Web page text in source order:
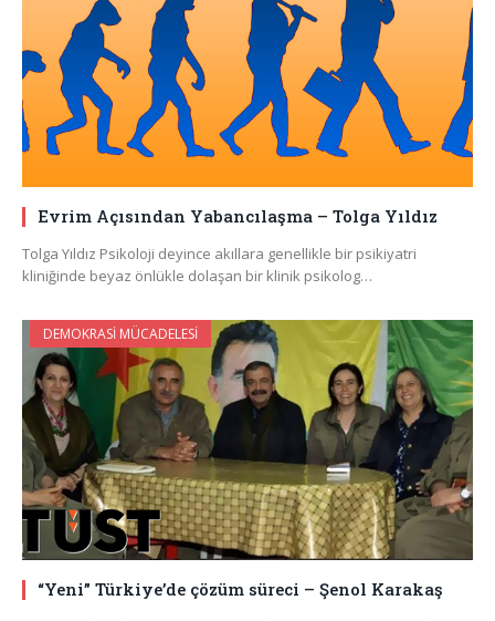
Evrim Açısından Yabancılaşma – Tolga Yıldız
Tolga Yıldız Psikoloji deyince akıllara genellikle bir psikiyatri
kliniğinde beyaz önlükle dolaşan bir klinik psikolog…
DEMOKRASI MÜCADELESI
“Yeni” Türkiye’de çözüm süreci – Şenol Karakaş